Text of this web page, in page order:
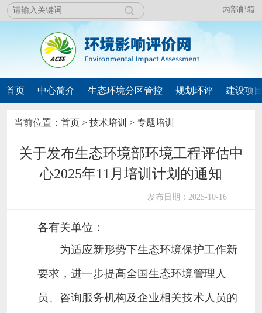
首页 中心简介 生态环境分区管控 规划环评 建设项
内部邮箱
当前位置： 首页> 技术培训 > 专题培训
关于发布生态环境部环境工程评估中
心2025年11月培训计划的通知
发布日期：2025-10-16
各有关单位：
为适应新形势下生态环境保护工作新
要求，进一步提高全国生态环境管理人
员、咨询服务机构及企业相关技术人员的